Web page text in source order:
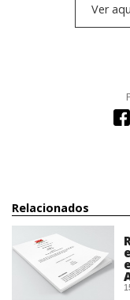
Ver
Relacionados